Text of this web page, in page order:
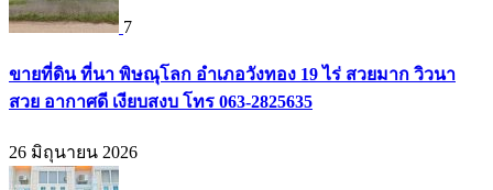
7
ขายที่ดิน ที่นา พิษณุโลก อำเภอวังทอง 19 ไร่ สวยมาก วิวนา
สวย อากาศดี เงียบสงบ โทร 063-2825635
26 มิถุนายน 2026